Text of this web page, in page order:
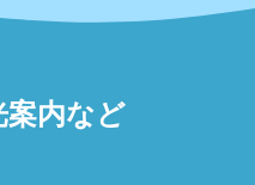
案内など